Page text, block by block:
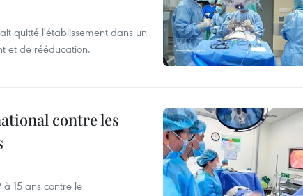
quitté l'établissement dans un
et de rééducation.
contre les
15 ans contre le